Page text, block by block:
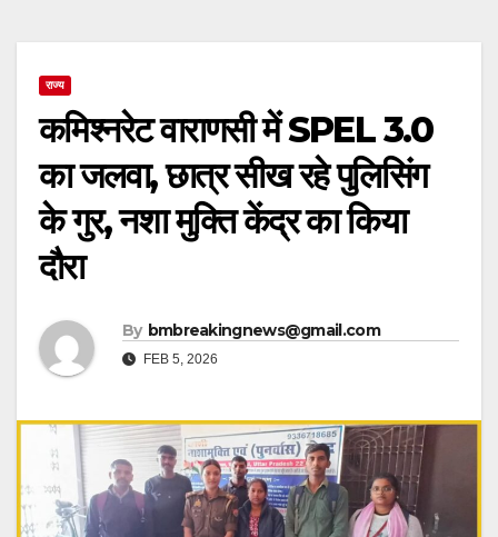
राज्य
कमिश्नरेट वाराणसी में SPEL 3.0
का जलवा, छात्र सीख रहे पुलिसिंग
के गुर, नशा मुक्ति केंद्र का किया
दौरा
By bmbreakingnews@gmail.com
FEB 5, 2026